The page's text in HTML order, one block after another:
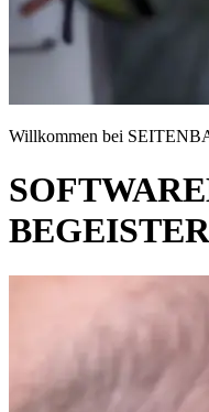
Willkommen bei